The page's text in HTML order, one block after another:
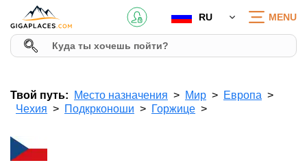
RU MENU
Твой путь: Место назначения Мир
Европа
Чехия
Подкрконоши Горжице